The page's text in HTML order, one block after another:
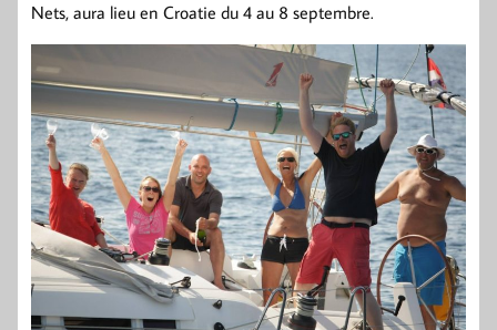
Nets, aura lieu en Croatie du 4 au 8 septembre.